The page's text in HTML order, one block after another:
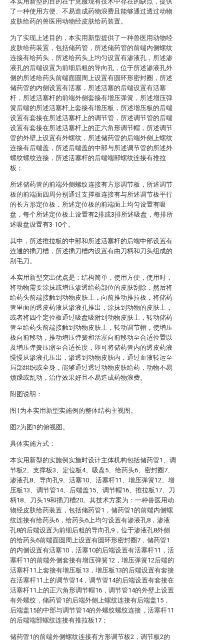
了一种使用方便、不易造成药物浪费且能够通过透过动物
皮肤给药的兽医用动物经皮肤给药装置。
为了实现上述目的，本实用新型提供了一种兽医用动物经
皮肤给药装置，包括储药管，所述储药管的前端内侧螺纹
连接有给药头，所述给药头上均匀设置有渗液孔，所述渗
液孔的后端设置为前细后粗的导向孔，位于所述渗液孔外
侧的所述给药头前端面圆周上设置有圆环形密封圈，所述
储药管的内侧设置有活塞，所述活塞的后端设置有活塞
杆，所述活塞杆的前端外侧套接有增压弹簧，所述增压弹
簧后端的所述活塞杆上套接有增压板，所述增压板的后端
设置有套接在所述活塞杆上的调节管，所述调节管的后端
设置有套接在所述活塞杆上的正六角形调节帽，所述调节
管的外壁上设置有外螺纹，所述储药管的后端外侧上螺纹
连接有后端盖，所述后端盖的中部与所述调节管的所述外
螺纹螺纹连接，所述活塞杆的后端端部螺纹连接有推拉
板；
所述储药管的前端外侧螺纹连接有方形调节板，所述调节
板的前端面四周分别通过支撑板连接有与所述调节板平行
的长方形定位板，所述定位板的前端面上均匀设置有吸
盘，每个所述定位板上设置有2排或3排所述吸盘，每排所
述吸盘设置有3-10个。
其中，所述推拉板的中部和所述活塞杆的后端中部设置有
连通的插刀槽，所述插刀槽内设置有由刀柄和刀头组成的
刮毛刀。
本实用新型突出优点是：结构简单，使用方便，使用时，
将动物需要涂抹或增压渗透给药部位的皮肤刮除，然后将
给药头前端接触到动物皮肤上，向前推动推拉板，将储药
管里面的透皮药液从渗液孔推出，涂抹到动物的皮肤上，
或者将四个定位板通过吸盘吸附到动物皮肤上，转动储药
管至给药头前端接触到动物皮肤上，转动调节帽，使增压
板向前移动，推动增压弹簧和活塞向前移动至合适位置以
及增压弹簧压缩至合适长度，即可将储药管内的透皮药液
慢慢从渗液孔压出，渗透到动物皮肤内，通过血液转运至
局部组织或全身，能够通过透过动物皮肤给药，动物不易
烦躁或乱动，治疗效果好且不易造成药物浪费。
附图说明：
图1为本实用新型实施例的整体结构主视图。
图2为图1的俯视图。
具体实施方式：
本实用新型的实施例实施时设计主体机构包括储药管1、调
节板2、支撑板3、定位板4、吸盘5、给药头6、密封圈7、
渗液孔8、导向孔9、活塞10、活塞杆11、增压弹簧12、增
压板13、调节管14、后端盖15、调节帽16、推拉板17、刀
柄18、刀头19和插刀槽20。其技术方案为：一种兽医用动
物经皮肤给药装置，包括储药管1，储药管1的前端内侧螺
纹连接有给药头6，给药头6上均匀设置有渗液孔8，渗液
孔8的后端设置为前细后粗的导向孔9，位于渗液孔8外侧
的给药头6前端面圆周上设置有圆环形密封圈7，储药管1
的内侧设置有活塞10，活塞10的后端设置有活塞杆11，活
塞杆11的前端外侧套接有增压弹簧12，增压弹簧12后端的
活塞杆11上套接有增压板13，增压板13的后端设置有套接
在活塞杆11上的调节管14，调节管14的后端设置有套接在
活塞杆11上的正六角形调节帽16，调节管14的外壁上设置
有外螺纹，储药管1的后端外侧上螺纹连接有后端盖15，
后端盖15的中部与调节管14的外螺纹螺纹连接，活塞杆11
的后端端部螺纹连接有推拉板17；
储药管1的前端外侧螺纹连接有方形调节板2，调节板2的